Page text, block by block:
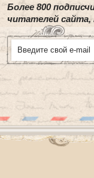
Более 800
читателей сайта,